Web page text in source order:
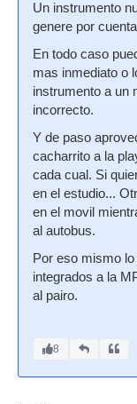
Un instrumento
genere por
En todo caso
mas inmediato o
instrumento a un
incorrecto.
Y de paso
cacharrito a la
cada cual. Si
en el estudio...
en el movil
al autobus.
Por eso mismo
integrados a la
al pairo.
8